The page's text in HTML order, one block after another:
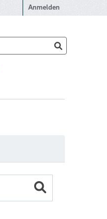
Anmelden